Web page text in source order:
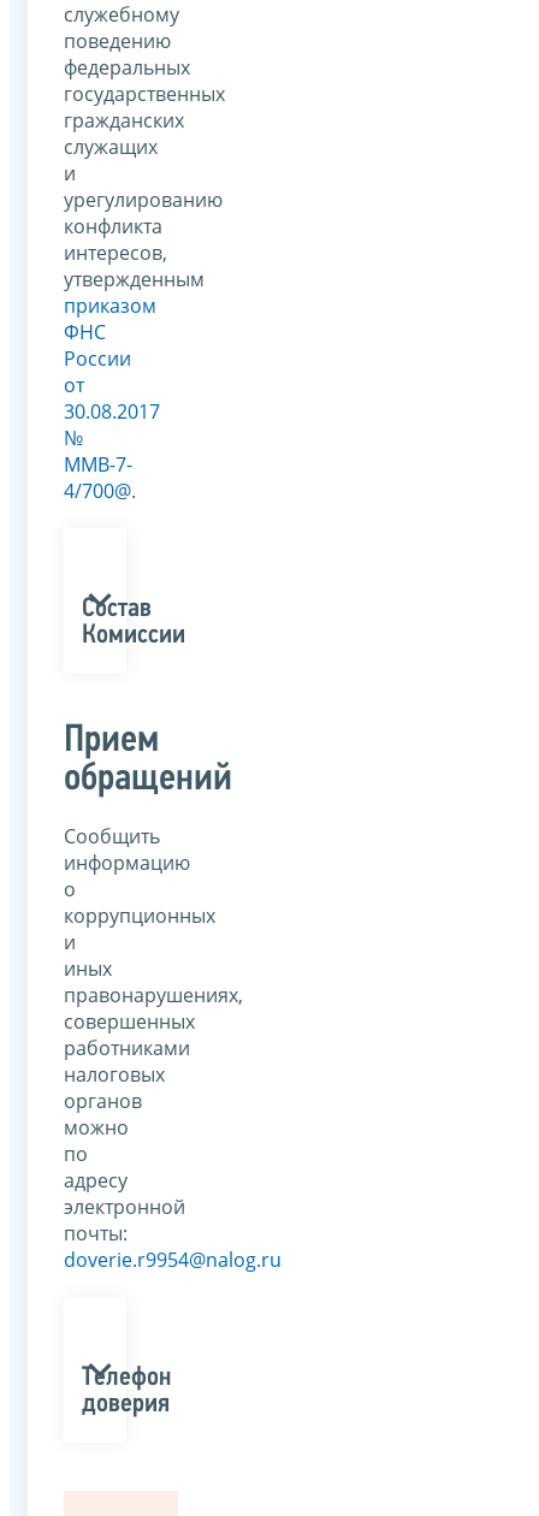
служебному
поведению
федеральных
государственных
гражданских
служащих
и
урегулированию
конфликта
интересов,
утвержденным
приказом
ФНС
России
от
30.08.2017
№
ММВ-7-
4/700@.
Состав
Комиссии
Прием
обращений
Сообщить
информацию
о
коррупционных
и
иных
правонарушениях,
совершенных
работниками
налоговых
органов
можно
по
адресу
электронной
почты:
doverie.r9954@nalog.ru
Телефон
доверия